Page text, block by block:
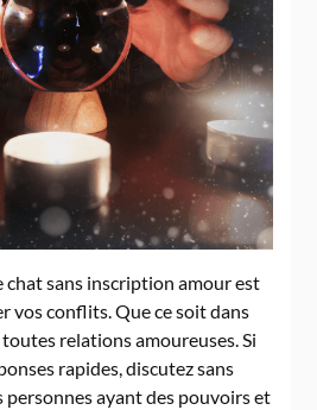
chat sans inscription amour est
vos conflits. Que ce soit dans
relations amoureuses. Si
rapides, discutez sans
personnes ayant des pouvoirs et